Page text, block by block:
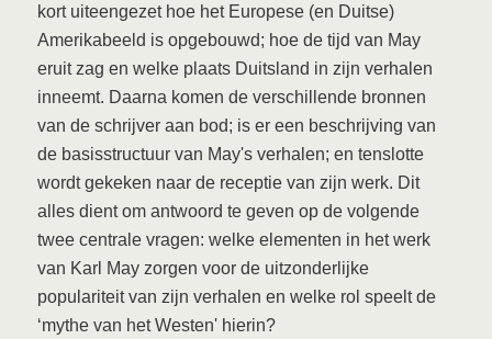
kort uiteengezet hoe het Europese (en Duitse)
Amerikabeeld is opgebouwd; hoe de tijd van May
eruit zag en welke plaats Duitsland in zijn verhalen
inneemt. Daarna komen de verschillende bronnen
van de schrijver aan bod; is er een beschrijving van
de basisstructuur van May's verhalen; en tenslotte
wordt gekeken naar de receptie van zijn werk. Dit
alles dient om antwoord te geven op de volgende
twee centrale vragen: welke elementen in het werk
van Karl May zorgen voor de uitzonderlijke
populariteit van zijn verhalen en welke rol speelt de
‘mythe van het Westen' hierin?